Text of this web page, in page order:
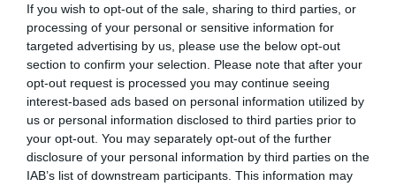
If you wish to opt-out of the sale, sharing to third parties, or
processing of your personal or sensitive information for
targeted advertising by us, please use the below opt-out
section to confirm your selection. Please note that after your
opt-out request is processed you may continue seeing
interest-based ads based on personal information utilized by
us or personal information disclosed to third parties prior to
your opt-out. You may separately opt-out of the further
disclosure of your personal information by third parties on the
IAB’s list of downstream participants. This information may
Σε δήλωσή του ο Πρόεδρος του Βιοτεχνικού
Επιμελητηρίου Αθήνας κ.Κωνσταντίνος
Δαμίγοςτόνισε:
«Η έρευνα αυτή αποτελεί μία καθαρή και
αδιαμφισβήτητη αποτύπωση της
πραγματικότητας που βιώνουν σήμερα οι